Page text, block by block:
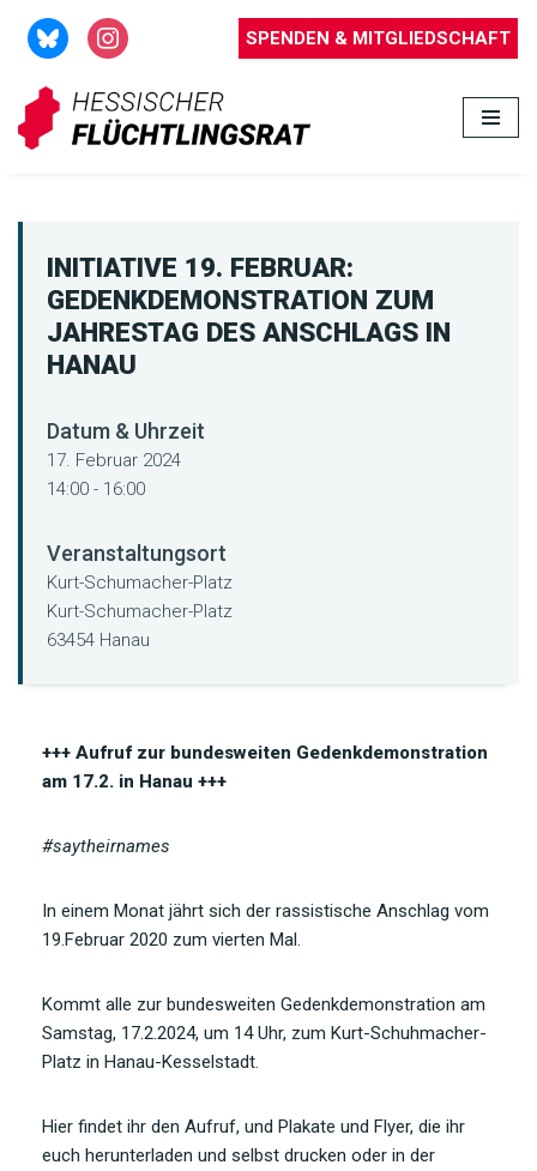
Zum
Inhalt
springen
SPENDEN & MITGLIEDSCHAFT
INITIATIVE 19. FEBRUAR:
GEDENKDEMONSTRATION ZUM
JAHRESTAG DES ANSCHLAGS IN
HANAU
Datum & Uhrzeit
17. Februar 2024
14:00 - 16:00
Veranstaltungsort
Kurt-Schumacher-Platz
Kurt-Schumacher-Platz
63454 Hanau
+++ Aufruf zur bundesweiten Gedenkdemonstration
am 17.2. in Hanau +++
#saytheirnames
In einem Monat jährt sich der rassistische Anschlag vom
19.Februar 2020 zum vierten Mal.
Kommt alle zur bundesweiten Gedenkdemonstration am
Samstag, 17.2.2024, um 14 Uhr, zum Kurt-Schuhmacher-
Platz in Hanau-Kesselstadt.
Hier findet ihr den Aufruf, und Plakate und Flyer, die ihr
euch herunterladen und selbst drucken oder in der